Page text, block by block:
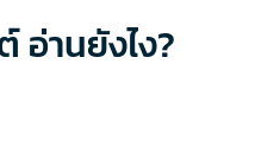
อ่านยังไง?